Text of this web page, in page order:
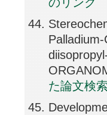
た論文検